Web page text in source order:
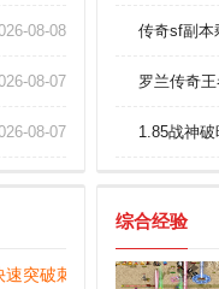
巧三步速成
08-08
08-07
08-07
传奇sf副本
罗兰传奇
1.85战神
突破刺杀剑法等级
综合经验